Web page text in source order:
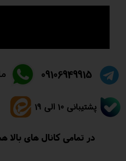
​09106949915
پشتیبانی 10 الی 19
در تمامی کانال های بالا